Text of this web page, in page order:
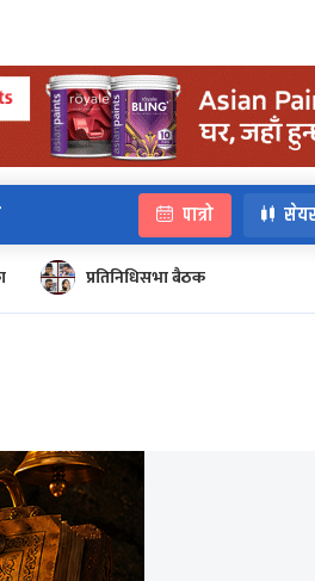
पात्रो
प्रतिनिधिसभा बैठक